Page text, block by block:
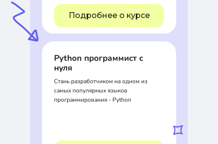
Подробнее о курсе
Python программист с
нуля
Стань разработчиком на одном из
самых популярных языков
программирования - Python